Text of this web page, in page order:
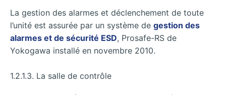
La gestion des alarmes et déclenchement de toute
l’unité est assurée par un système de gestion des
alarmes et de sécurité ESD, Prosafe-RS de
Yokogawa installé en novembre 2010.
1.2.1.3. La salle de contrôle